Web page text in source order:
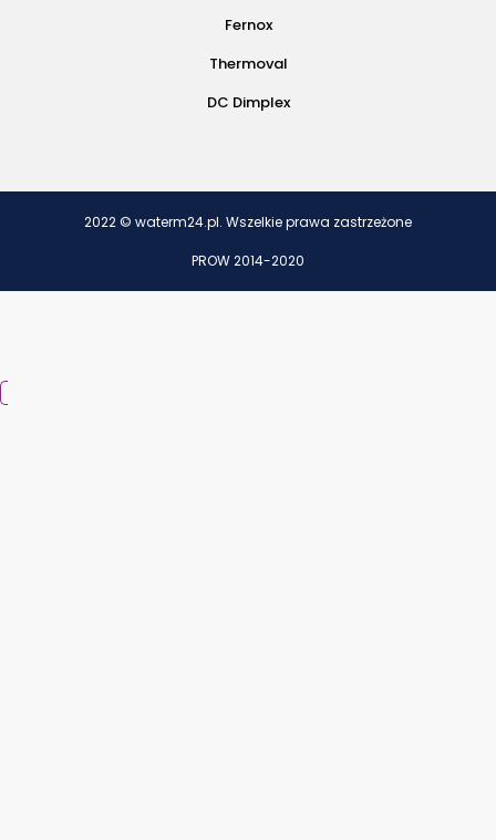
Fernox
Thermoval
DC Dimplex
2022 © waterm24.pl. Wszelkie prawa zastrzeżone
PROW 2014-2020